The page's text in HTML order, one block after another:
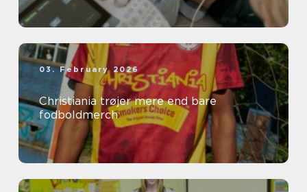
03. February 2026
Christiania trøjer mere end bare
fodboldmerch